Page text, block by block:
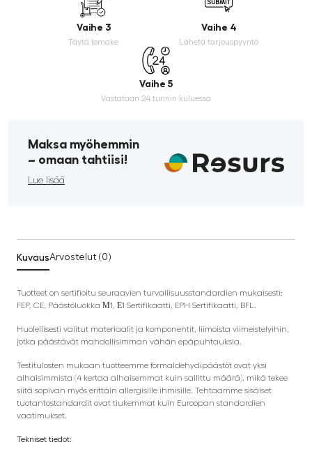
Vaihe 3
Täytä lomake
Vaihe 4
Lähetä tarjouspyyntö
Vaihe 5
Vastataan 24 tunnin kuluessa
Maksa myöhemmin
­– omaan tahtiisi!
Lue lisää
KuvausArvostelut (0)
Tuotteet on sertifioitu seuraavien turvallisuusstandardien mukaisesti:
FEP, CE, Päästöluokka М1, Е1 Sertifikaatti, EPH Sertifikaatti, BFL.
Huolellisesti valitut materiaalit ja komponentit, liimoista viimeistelyihin,
jotka päästävät mahdollisimman vähän epäpuhtauksia.
Testitulosten mukaan tuotteemme formaldehydipäästöt ovat yksi
alhaisimmista (4 kertaa alhaisemmat kuin sallittu määrä), mikä tekee
siitä sopivan myös erittäin allergisille ihmisille. Tehtaamme sisäiset
tuotantostandardit ovat tiukemmat kuin Euroopan standardien
vaatimukset.
Tekniset tiedot: